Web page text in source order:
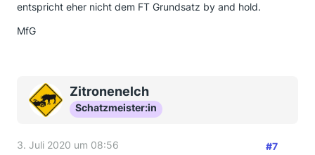
entspricht eher nicht dem FT Grundsatz by and hold.
MfG
Zitronenelch
Schatzmeister:in
3. Juli 2020 um 08:56 #7